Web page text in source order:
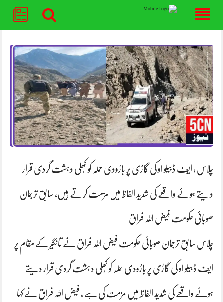
content
چلاس ، ایف ڈبیلو او کی گاڑی پر بارُودی حملہ کو کُھلی دہشت گردی قرار
دیتے ہوئے واقعے کی شدید الفاظ میں مزمت کرتے ہیں، سابق ترجمان
صوبائی حکومت فیض اللہ فراق
چلاس سابق ترجمان صوبائی حکومت فیض اللہ فراق نے تانگیر کے مقام پر
ایف ڈبیلو او کی گاڑی پر بارُودی حملہ کو کُھلی دہشت گردی قرار دیتے
ہوئے واقعے کی شدید الفاظ میں مزمت کی ہے ، فیض اللہ فراق نے کہا